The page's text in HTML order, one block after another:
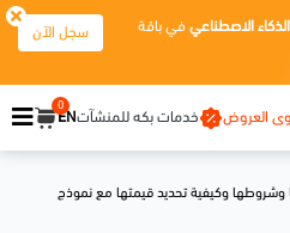
في باقة
سجل الآن
العروض خدمات بكه للمنشآتEN
0
وشروطها وكيفية تحديد قيمتها مع نموذج